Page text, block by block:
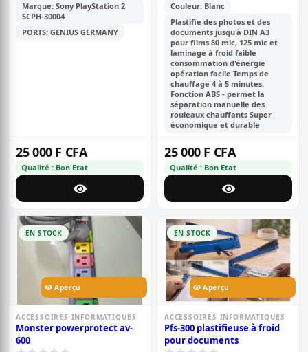
Marque: Sony PlayStation 2
SCPH-30004
PORTS: GENIUS GERMANY
25 000 F CFA
Qualité : Bon Etat
Couleur: Blanc
Plastifie des photos et des
documents jusqu'à DIN A3
pour films 80 mic, 125 mic et
laminage à froid faible
consommation d'énergie
opération facile Temps de
chauffage 4 à 5 minutes.
Fonction ABS - permet la
séparation manuelle des
rouleaux chauffants Super
économique et durable
25 000 F CFA
Qualité : Bon Etat
EN STOCK
Aperçu
ACCESSOIRES INFORMATIQUES
Monster powerprotect av-
600
EN STOCK
Aperçu
ACCESSOIRES INFORMATIQUES
Pfs-300 plastifieuse à froid
pour documents